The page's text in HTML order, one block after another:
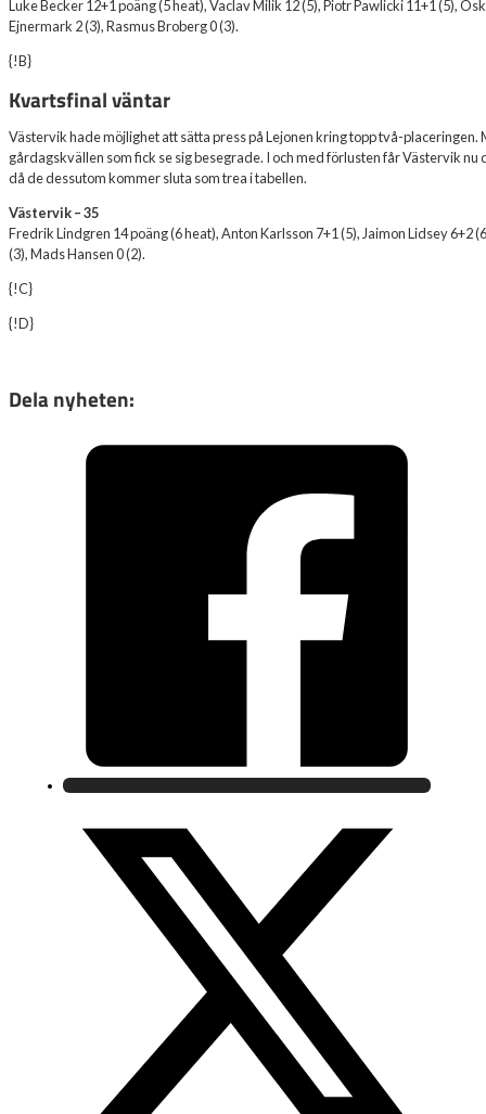
Luke Becker 12+1 poäng (5 heat), Vaclav Milik 12 (5), Piotr Pawlicki 11+1 (5),
Ejnermark 2 (3), Rasmus Broberg 0 (3).
{!B}
Kvartsfinal väntar
Västervik hade möjlighet att sätta press på Lejonen kring topp två-
gårdagskvällen som fick se sig besegrade. I och med förlusten får Västervik
då de dessutom kommer sluta som trea i tabellen.
Västervik – 35
Fredrik Lindgren 14 poäng (6 heat), Anton Karlsson 7+1 (5), Jaimon Lidsey 6+2
(3), Mads Hansen 0 (2).
{!C}
{!D}
Dela nyheten: